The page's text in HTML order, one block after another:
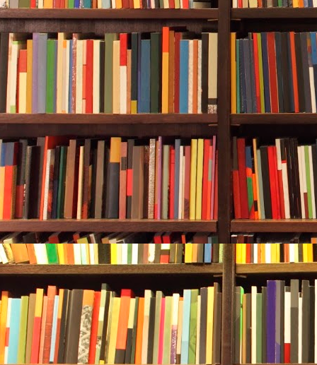
新参与活动的商户名单直至活动
Q19：参与2025"乐品上海"餐饮消费券活
是否有影响？
消费者核销消费券后，实付金额
径清算，入账时间不变，所以不
Q20：消费者或者参与企业在核销2025"
到问题时如何求助？
可通过消费券发放平台咨询相关
热线分别为：银联云闪付95516、
95017。